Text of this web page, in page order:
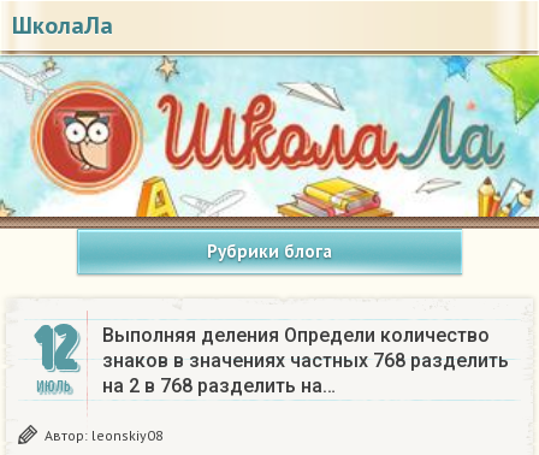
ШколаЛа
Рубрики блога
12
ИЮЛЬ
Выполняя деления Определи количество
знаков в значениях частных 768 разделить
на 2 в 768 разделить на…
Автор: leonskiy08